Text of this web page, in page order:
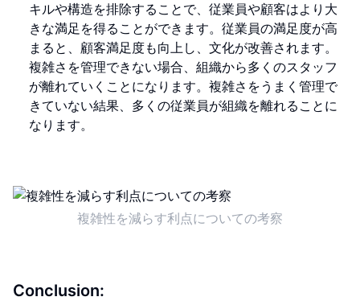
キルや構造を排除することで、従業員や顧客はより大
きな満足を得ることができます。従業員の満足度が高
まると、顧客満足度も向上し、文化が改善されます。
複雑さを管理できない場合、組織から多くのスタッフ
が離れていくことになります。複雑さをうまく管理で
きていない結果、多くの従業員が組織を離れることに
なります。
複雑性を減らす利点についての考察
Conclusion: